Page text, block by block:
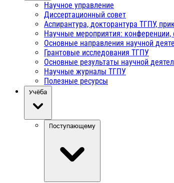
Научное управление
Диссертационный совет
Аспирантура, докторантура ТГПУ,
Научные мероприятия:
Основные направления научной
Грантовые исследования ТГПУ
Основные результаты научной
Научные журналы ТГПУ
Полезные ресурсы
Учёба
Поступающему